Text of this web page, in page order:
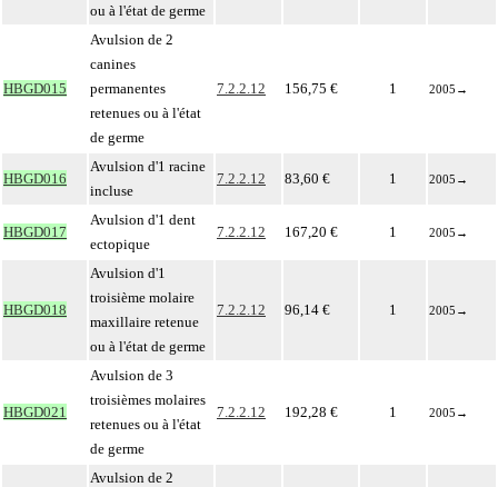
ou à l'état de germe
HBGD015
Avulsion de 2
canines
permanentes
retenues ou à l'état
de germe
7.2.2.12 156,75 € 1 2005 →
HBGD016
Avulsion d'1 racine
incluse
7.2.2.12 83,60 € 1 2005 →
HBGD017
Avulsion d'1 dent
ectopique
7.2.2.12 167,20 € 1 2005 →
HBGD018
Avulsion d'1
troisième molaire
maxillaire retenue
ou à l'état de germe
7.2.2.12 96,14 € 1 2005 →
HBGD021
Avulsion de 3
troisièmes molaires
retenues ou à l'état
de germe
7.2.2.12 192,28 € 1 2005 →
Avulsion de 2